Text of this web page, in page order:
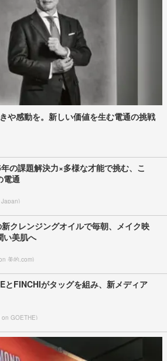
や感動を。新しい価値を生む電通の挑戦
の課題解決力×多様な才能で挑む、こ
電通
クレンジングオイルで毎朝、メイク映
い美肌へ
美的.com)
とFINCHIがタッグを組み、新メディア
on GOETHE)